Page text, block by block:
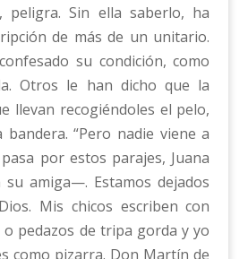
peligra. Sin ella saberlo, ha
de más de un unitario.
su condición, como
Otros le han dicho que la
llevan recogiéndoles el pelo,
“Pero nadie viene a
por estos parajes, Juana
amiga—. Estamos dejados
Mis chicos escriben con
pedazos de tripa gorda y yo
como pizarra. Don Martín de